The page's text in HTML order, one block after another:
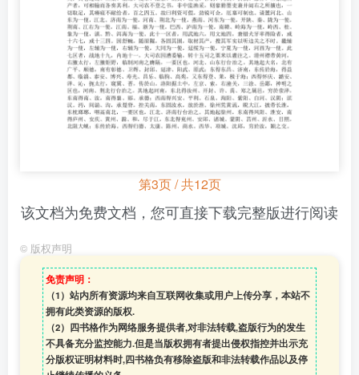
第3页 / 共12页
该文档为免费文档，您可直接下载完整版进行阅读
© 版权声明
免责声明：
（1）站内所有资源均来自互联网收集或用户上传分享，本站不
拥有此类资源的版权.
（2）四书格作为网络服务提供者,对非法转载,盗版行为的发生
不具备充分监控能力.但是当版权拥有者提出侵权指控并出示充
分版权证明材料时,四书格负有移除盗版和非法转载作品以及停